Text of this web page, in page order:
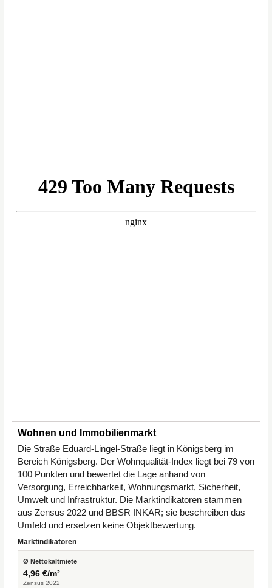
Wohnen und Immobilienmarkt
Die Straße Eduard-Lingel-Straße liegt in Königsberg im
Bereich Königsberg. Der Wohnqualität-Index liegt bei 79 von
100 Punkten und bewertet die Lage anhand von
Versorgung, Erreichbarkeit, Wohnungsmarkt, Sicherheit,
Umwelt und Infrastruktur. Die Marktindikatoren stammen
aus Zensus 2022 und BBSR INKAR; sie beschreiben das
Umfeld und ersetzen keine Objektbewertung.
Marktindikatoren
Ø Nettokaltmiete
4,96 €/m²
Zensus 2022